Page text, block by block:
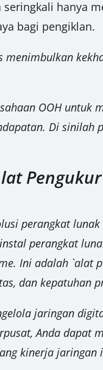
seringkali hanya
bagi pengiklan.
menimbulkan
OOH
Di
perangkat
perangkat
Ini adalah
dan kepatuhan
jaringan
Anda
kinerja jaringan